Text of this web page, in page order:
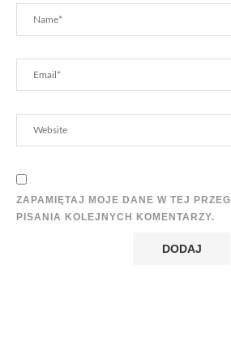
ZAPAMIĘTAJ MOJE DANE W TEJ
PISANIA KOLEJNYCH KOMENTARZY.